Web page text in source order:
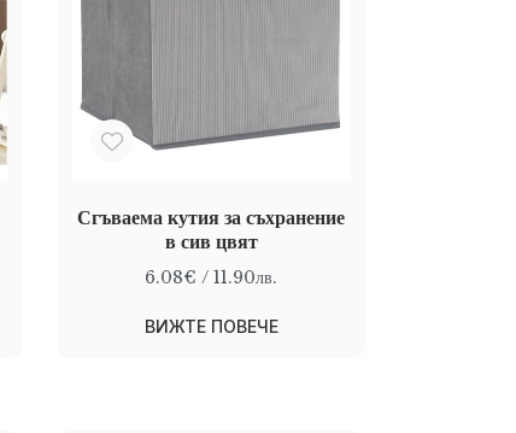
Сгъваема кутия за съхранение
в сив цвят
6.08€ / 11.90лв.
ВИЖТЕ ПОВЕЧЕ